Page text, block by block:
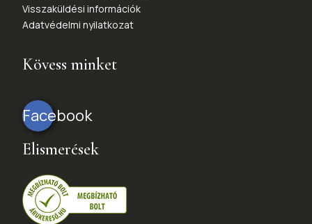
Visszaküldési információk
Adatvédelmi nyilatkozat
Kövess minket
Facebook
Elismerések